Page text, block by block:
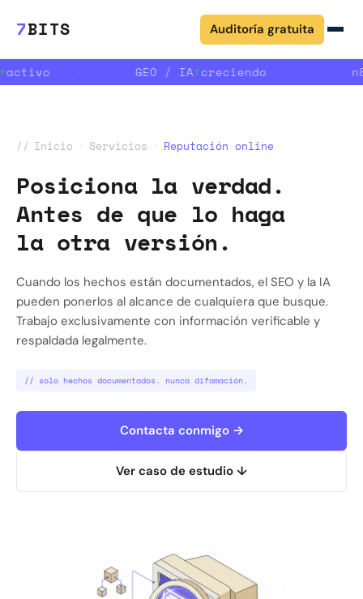
7BITS Auditoría gratuita
activo GEO / IA↑creciendo
// Inicio · Servicios · Reputación online
Posiciona la verdad.
Antes de que lo haga
la otra versión.
Cuando los hechos están documentados, el SEO y la IA
pueden ponerlos al alcance de cualquiera que busque.
Trabajo exclusivamente con información verificable y
respaldada legalmente.
// solo hechos documentados. nunca difamación.
Contacta conmigo →
Ver caso de estudio ↓